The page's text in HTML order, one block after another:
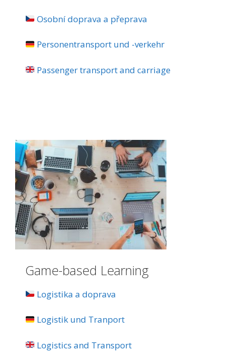
Osobní doprava a přeprava
Personentransport und -verkehr
Passenger transport and carriage
Game-based Learning
Logistika a doprava
Logistik und Tranport
Logistics and Transport